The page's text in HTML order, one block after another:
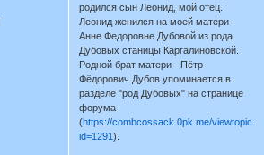
родился сын Леонид, мой отец.
Леонид женился на моей матери -
Анне Федоровне Дубовой из рода
Дубовых станицы Каргалиновской.
Родной брат матери - Пётр
Фёдорович Дубов упоминается в
разделе "род Дубовых" на странице
форума
(https://combcossack.0pk.me/
id=1291).